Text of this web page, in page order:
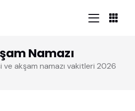
Namazı
akşam namazı vakitleri 2026